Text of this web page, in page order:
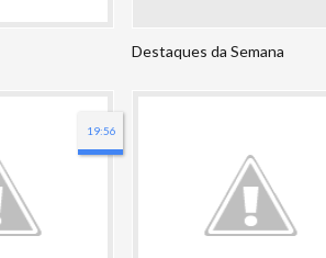
Destaques da Semana
19:56